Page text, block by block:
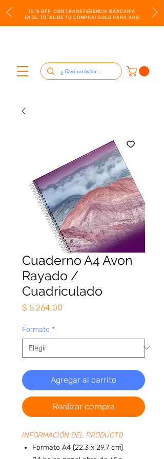
10 % OFF CON TRANSFERENCIA BANCARIA
EN EL TOTAL DE TU COMPRA! SOLO PARA ARG.
Cuaderno A4 Avon
Rayado /
Cuadriculado
$ 5.264,00
Formato *
Agregar al carrito
Realizar compra
INFORMACIÓN DEL PRODUCTO
Formato A4 (22.3 x 29.7 cm)